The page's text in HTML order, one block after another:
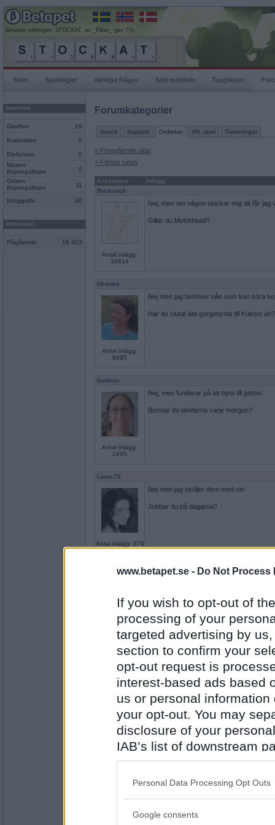
www.betapet.se - Do Not Process
If you wish to opt-out of
processing of your
targeted advertising by
section to confirm your
opt-out request is
interest-based ads based
us or personal
your opt-out. You may
disclosure of your
IAB’s list of downstream
also be disclosed by us
Downstream Participants
Please note that this
Personal Data Processing Opt Outs
Google consents
Senaste rullningen, STOCKAT, av _Pillan_ gav 77p
Start Spelregler Vanliga frågor Sök medlem Topplistor
Spelrum
Giraffen 29
Krokodilen 0
Elefanten
0
Musen
Böjningslistan
0
Grisen
Böjningslistan
11
Inloggade 40
Mobilspel
Pågående 18 403
Forumkategorier
Snack Support Ordlekar IRL-spel Turneringar
« Föregående sida
« Första sidan
Användare
Inlägg
Ruckzuck
Antal inlägg:
34614
Nej, men om någon skickar mig dit får jag
Gillar du Motörhead?
hfranke
Antal inlägg:
8695
Nej men jag behöver nån som kan köra
Har du slutat äta gorgonzola till frukost än?
bodmar
Antal inlägg:
2495
Nej, men funderar på att byta till getost.
Borstar du tänderna varje morgon?
Lenis75
Antal inlägg: 679
Nej men jag sköljer dem med vin
Jobbar du på dagarna?
Antal inlägg:
34614
Nej, men på nätterna.
Antal inlägg:
5079
Nej, men jag källsorterar kanylerna
Duschar du aldrig?
Ringer du din mamma på Mors dag?